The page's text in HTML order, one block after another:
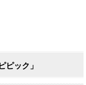
ック」